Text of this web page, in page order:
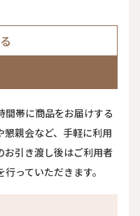
間帯に商品をお届けする
親会など、手軽に利用
お引き渡し後はご利用者
っていただきます。